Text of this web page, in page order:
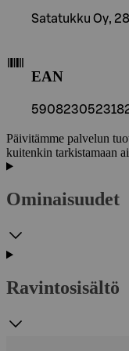
Satatukku Oy,
EAN
Päivitämme palvelun
kuitenkin tarkistamaan
Ominaisuudet
Ravintosisältö